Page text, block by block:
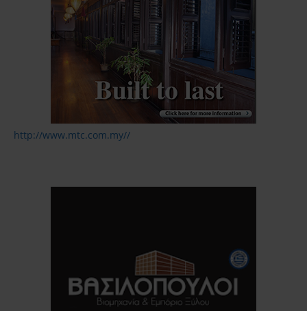
http://www.mtc.com.my//